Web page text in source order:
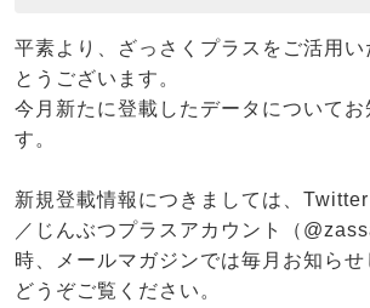
平素より、ざっさくプラスをご活用
とうございます。
今月新たに登載したデータについてお
す。
新規登載情報につきましては、
／じんぶつプラスアカウント（
時、メールマガジンでは毎月お知らせ
どうぞご覧ください。